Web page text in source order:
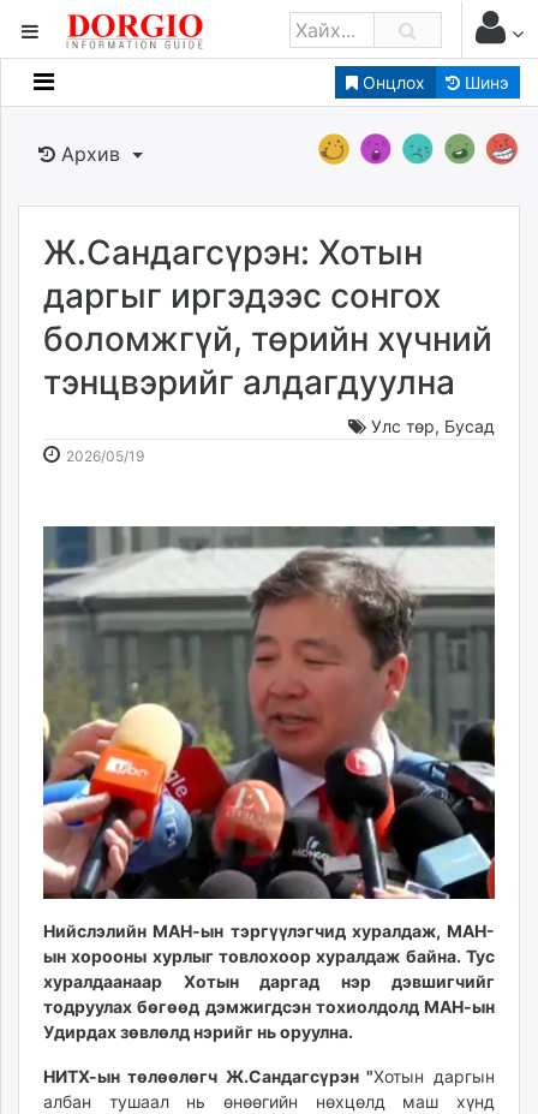
Онцлох Шинэ
Мэдээллийн
Банк санхүү
Бизнес ААН
Төрийн
dorgio.mn
Gogo.mn
news.mn
zindaa.mn
tovch.mn
ikon.mn
mnb.mn
Livetv.mn
Eguur.mn
24tsag.mn
shuud.mn
eagle.mn
ergelt.mn
zarig.mn
today.mn
zuv.mn
mminfo.mn
unen.mn
asu.mn
shudarga.mn
shuurhai.mn
unuudur.mn
Архив
Ж.Сандагсүрэн: Хотын
даргыг иргэдээс сонгох
боломжгүй, төрийн хүчний
тэнцвэрийг алдагдуулна
Улс төр, Бусад
2026/05/192026-
16:17:14
2026-
20:55:56
Нийслэлийн МАН-ын тэргүүлэгчид хуралдаж, МАН-
ын хорооны хурлыг товлохоор хуралдаж байна. Тус
хуралдаанаар Хотын даргад нэр дэвшигчийг
тодруулах бөгөөд дэмжигдсэн тохиолдолд МАН-ын
Удирдах зөвлөлд нэрийг нь оруулна.
НИТХ-ын төлөөлөгч Ж.Сандагсүрэн "Хотын даргын
албан тушаал нь өнөөгийн нөхцөлд маш хүнд